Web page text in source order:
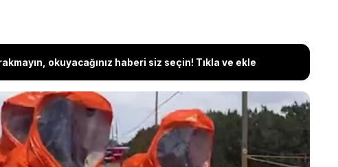
okuyacağınız haberi siz seçin! Tıkla ve ekle